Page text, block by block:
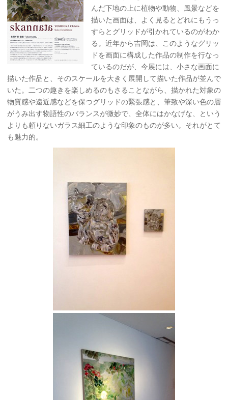
んだ下地の上に植物や動物、風景などを
描いた画面は、よく見るとどれにもうっ
すらとグリッドが引かれているのがわか
る。近年から吉岡は、このようなグリッ
ドを画面に構成した作品の制作を行なっ
ているのだが、今展には、小さな画面に
描いた作品と、そのスケールを大きく展開して描いた作品が並んで
いた。二つの趣きを楽しめるのもさることながら、描かれた対象の
物質感や遠近感などを保つグリッドの緊張感と、筆致や深い色の層
がうみ出す物語性のバランスが微妙で、全体にはかなげな、という
よりも頼りないガラス細工のような印象のものが多い。それがとて
も魅力的。